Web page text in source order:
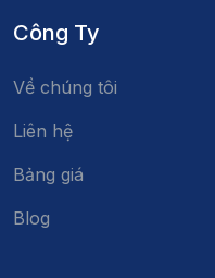
Công Ty
Về chúng tôi
Liên hệ
Bảng giá
Blog